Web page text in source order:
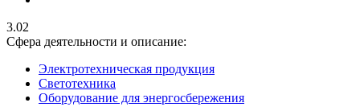
3.02
Сфера деятельности и описание:
Электротехническая продукция
Светотехника
Оборудование для энергосбережения